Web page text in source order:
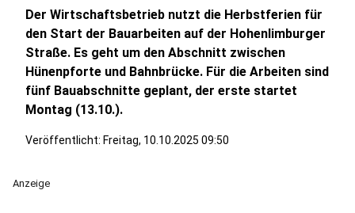
Der Wirtschaftsbetrieb nutzt die Herbstferien für
den Start der Bauarbeiten auf der Hohenlimburger
Straße. Es geht um den Abschnitt zwischen
Hünenpforte und Bahnbrücke. Für die Arbeiten sind
fünf Bauabschnitte geplant, der erste startet
Montag (13.10.).
Veröffentlicht: Freitag, 10.10.2025 09:50
Anzeige